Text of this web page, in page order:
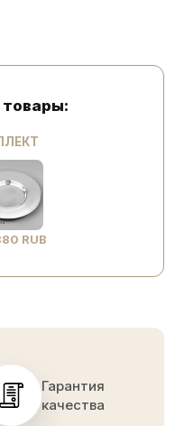
RUB
Гарантия
качества